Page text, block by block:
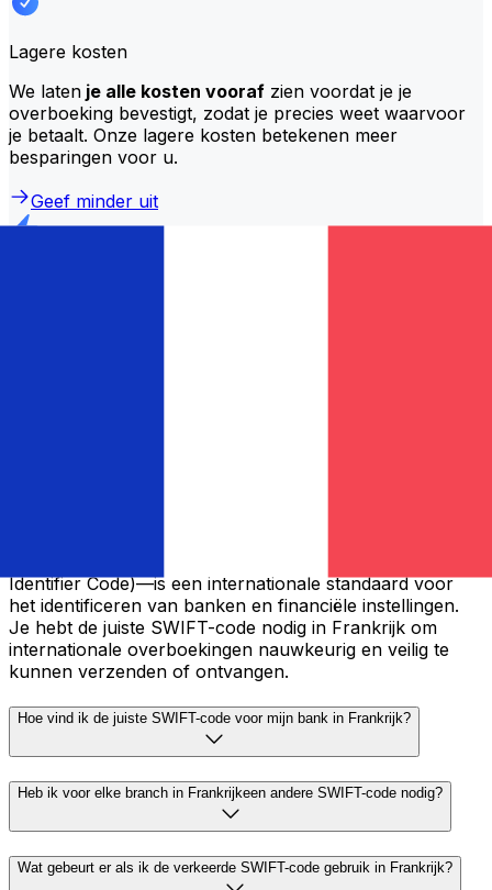
Lagere kosten
We laten je alle kosten vooraf zien voordat je je
overboeking bevestigt, zodat je precies weet waarvoor
je betaalt. Onze lagere kosten betekenen meer
besparingen voor u.
Geef minder uit
Identifier Code)—is een internationale standaard voor
het identificeren van banken en financiële instellingen.
Je hebt de juiste SWIFT-code nodig in Frankrijk om
internationale overboekingen nauwkeurig en veilig te
kunnen verzenden of ontvangen.
Hoe vind ik de juiste SWIFT-code voor mijn bank in Frankrijk?
Heb ik voor elke branch in Frankrijkeen andere SWIFT-code nodig?
Wat gebeurt er als ik de verkeerde SWIFT-code gebruik in Frankrijk?